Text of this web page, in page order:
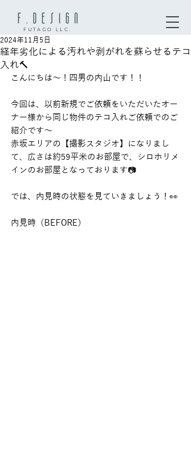
FUTAGO LLC.
経年劣化による汚れや剥がれを蘇らせるテコ
入れ🔨
2024年11月5日
こんにちは〜！四男の内山です！！
今回は、以前新規でご依頼をいただいたオー
ナー様から同じ物件のテコ入れご依頼でのご
紹介です〜
赤坂エリアの【撮影スタジオ】になりまし
て、広さは約59平米のお部屋で、シロホリメ
インのお部屋となっております📷
では、内見時の状態を見ていきましょう！👀
内見時（BEFORE）